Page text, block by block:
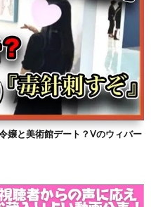
嬢と美術館デート？Vのウィバー